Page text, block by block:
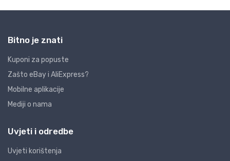
Bitno je znati
Kuponi za popuste
Zašto eBay i AliExpress?
Mobilne aplikacije
Mediji o nama
Uvjeti i odredbe
Uvjeti korištenja